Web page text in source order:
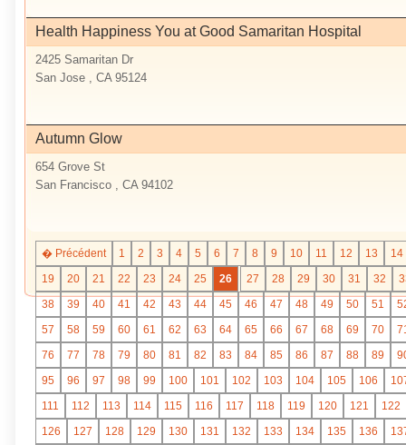
Health Happiness You at Good Samaritan Hospital
2425 Samaritan Dr
San Jose , CA 95124
Autumn Glow
654 Grove St
San Francisco , CA 94102
� Précédent 1 2 3 4 5 6 7 8 9 10 11 12 13
14
19
20 21 22 23 24 25 26 27 28 29 30 31 32
38
39 40 41 42 43 44 45 46 47 48 49 50 51
57
58 59 60 61 62 63 64 65 66 67 68 69 70
76
77 78 79 80 81 82 83 84 85 86 87 88 89
95
96 97 98 99 100 101 102 103 104 105 106
111
112 113 114 115 116 117 118 119 120 121
122
126
127 128 129 130 131 132 133 134 135 136